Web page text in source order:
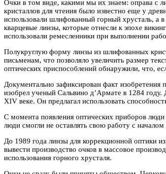
Очки в том виде, какими мы их знаем: оправа с
кристаллов для чтения было известно еще у
использовали шлифованный горный хрусталь,
кварцевые линзы, которые отнесли к эпохе
использовали ремесленники при выполнении
Полукруглую форму линзы из шлифованных
письменам, что позволяло увеличить размер
оптических приспособлений обнаружили, что,
Документально зафиксирован факт изобретения
изобрел ученый Сальвино д’Армате в 1284
XIV веке. Он предлагал использовать
С момента появления оптических приборов
люди смогли не оставлять свою работу с
До 1989 года линзы для коррекционной оптики
вывести производство очков в массовое
использования горного хрусталя.